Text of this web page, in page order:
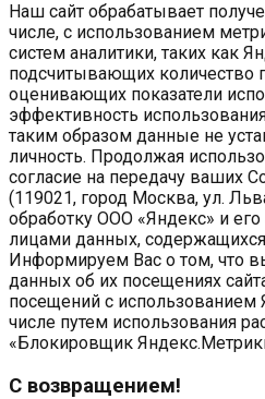
Наш сайт обрабатывает
числе, с использованием
систем аналитики, таких как
подсчитывающих количество
оценивающих показатели
эффективность
таким образом данные не
личность. Продолжая
согласие на передачу ваших
(119021, город Москва, ул.
обработку ООО «Яндекс» и
лицами данных,
Информируем Вас о том, что
данных об их посещениях
посещений с использованием
числе путем использования
«Блокировщик
С возвращением!